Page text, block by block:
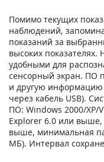
Помимо текущих
наблюдений,
показаний за
высоких
удобными для
сенсорный экран. ПО
и другую
через кабель USB).
ПО: Windows 2000/XP/
Explorer 6.0 или
выше, минимальная
МБ). Интервал